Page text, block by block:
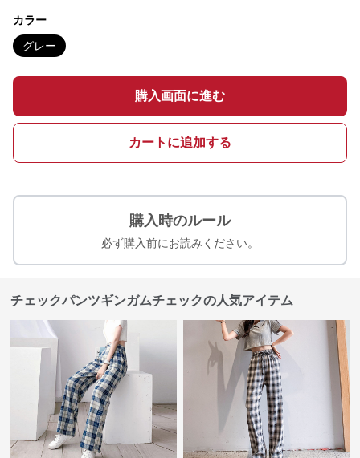
カラー
グレー
購入画面に進む
カートに追加する
購入時のルール
必ず購入前にお読みください。
チェックパンツギンガムチェックの人気アイテム